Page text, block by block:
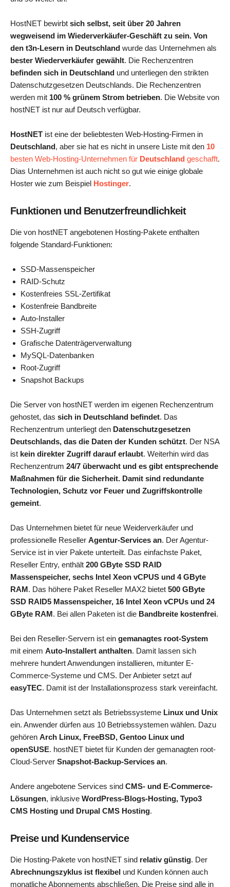
HostNET bewirbt sich selbst, seit über 20 Jahren
wegweisend im Wiederverkäufer-Geschäft zu sein. Von
den t3n-Lesern in Deutschland wurde das Unternehmen als
bester Wiederverkäufer gewählt. Die Rechenzentren
befinden sich in Deutschland und unterliegen den strikten
Datenschutzgesetzen Deutschlands. Die Rechenzentren
werden mit 100 % grünem Strom betrieben. Die Website von
hostNET ist nur auf Deutsch verfügbar.
HostNET ist eine der beliebtesten Web-Hosting-Firmen in
Deutschland, aber sie hat es nicht in unsere Liste mit den 10
besten Web-Hosting-Unternehmen für Deutschland geschafft.
Dias Unternehmen ist auch nicht so gut wie einige globale
Hoster wie zum Beispiel Hostinger.
Funktionen und Benutzerfreundlichkeit
Die von hostNET angebotenen Hosting-Pakete enthalten
folgende Standard-Funktionen:
SSD-Massenspeicher
RAID-Schutz
Kostenfreies SSL-Zertifikat
Kostenfreie Bandbreite
Auto-Installer
SSH-Zugriff
Grafische Datenträgerverwaltung
MySQL-Datenbanken
Root-Zugriff
Snapshot Backups
Die Server von hostNET werden im eigenen Rechenzentrum
gehostet, das sich in Deutschland befindet. Das
Rechenzentrum unterliegt den Datenschutzgesetzen
Deutschlands, das die Daten der Kunden schützt. Der NSA
ist kein direkter Zugriff darauf erlaubt. Weiterhin wird das
Rechenzentrum 24/7 überwacht und es gibt entsprechende
Maßnahmen für die Sicherheit. Damit sind redundante
Technologien, Schutz vor Feuer und Zugriffskontrolle
gemeint.
Das Unternehmen bietet für neue Weiderverkäufer und
professionelle Reseller Agentur-Services an. Der Agentur-
Service ist in vier Pakete unterteilt. Das einfachste Paket,
Reseller Entry, enthält 200 GByte SSD RAID
Massenspeicher, sechs Intel Xeon vCPUS und 4 GByte
RAM. Das höhere Paket Reseller MAX2 bietet 500 GByte
SSD RAID5 Massenspeicher, 16 Intel Xeon vCPUs und 24
GByte RAM. Bei allen Paketen ist die Bandbreite kostenfrei.
Bei den Reseller-Servern ist ein gemanagtes root-System
mit einem Auto-Installert anthalten. Damit lassen sich
mehrere hundert Anwendungen installieren, mitunter E-
Commerce-Systeme und CMS. Der Anbieter setzt auf
easyTEC. Damit ist der Installationsprozess stark vereinfacht.
Das Unternehmen setzt als Betriebssysteme Linux und Unix
ein. Anwender dürfen aus 10 Betriebssystemen wählen. Dazu
gehören Arch Linux, FreeBSD, Gentoo Linux und
openSUSE. hostNET bietet für Kunden der gemanagten root-
Cloud-Server Snapshot-Backup-Services an.
Andere angebotene Services sind CMS- und E-Commerce-
Lösungen, inklusive WordPress-Blogs-Hosting, Typo3
CMS Hosting und Drupal CMS Hosting.
Preise und Kundenservice
Die Hosting-Pakete von hostNET sind relativ günstig. Der
Abrechnungszyklus ist flexibel und Kunden können auch
monatliche Abonnements abschließen. Die Preise sind alle in